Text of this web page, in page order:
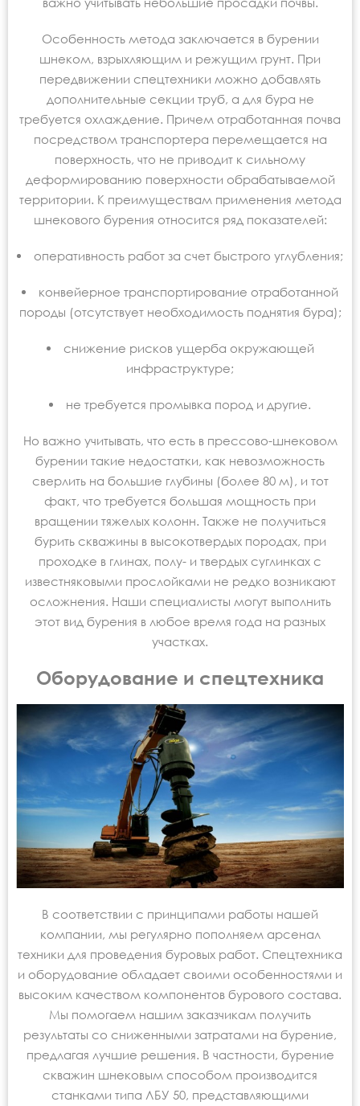
Особенность метода заключается в бурении
шнеком, взрыхляющим и режущим грунт. При
передвижении спецтехники можно добавлять
дополнительные секции труб, а для бура не
требуется охлаждение. Причем отработанная почва
посредством транспортера перемещается на
поверхность, что не приводит к сильному
деформированию поверхности обрабатываемой
территории. К преимуществам применения метода
шнекового бурения относится ряд показателей:
оперативность работ за счет быстрого углубления;
конвейерное транспортирование отработанной
породы (отсутствует необходимость поднятия бура);
снижение рисков ущерба окружающей
инфраструктуре;
не требуется промывка пород и другие.
Но важно учитывать, что есть в прессово-шнековом
бурении такие недостатки, как невозможность
сверлить на большие глубины (более 80 м), и тот
факт, что требуется большая мощность при
вращении тяжелых колонн. Также не получиться
бурить скважины в высокотвердых породах, при
проходке в глинах, полу- и твердых суглинках с
известняковыми прослойками не редко возникают
осложнения. Наши специалисты могут выполнить
этот вид бурения в любое время года на разных
участках.
Оборудование и спецтехника
В соответствии с принципами работы нашей
компании, мы регулярно пополняем арсенал
техники для проведения буровых работ. Спецтехника
и оборудование обладает своими особенностями и
высоким качеством компонентов бурового состава.
Мы помогаем нашим заказчикам получить
результаты со сниженными затратами на бурение,
предлагая лучшие решения. В частности, бурение
скважин шнековым способом производится
станками типа ЛБУ 50, представляющими